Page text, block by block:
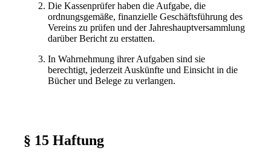
Die Kassenprüfer haben die Aufgabe, die
ordnungsgemäße, finanzielle Geschäftsführung des
Vereins zu prüfen und der Jahreshauptversammlung
darüber Bericht zu erstatten.
In Wahrnehmung ihrer Aufgaben sind sie
berechtigt, jederzeit Auskünfte und Einsicht in die
Bücher und Belege zu verlangen.
§ 15 Haftung